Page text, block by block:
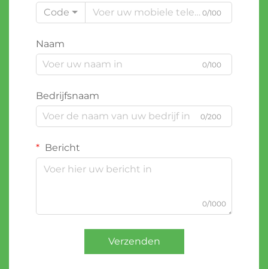
Code
0/100
Naam
0/100
Bedrijfsnaam
0/200
Bericht
0/1000
Verzenden